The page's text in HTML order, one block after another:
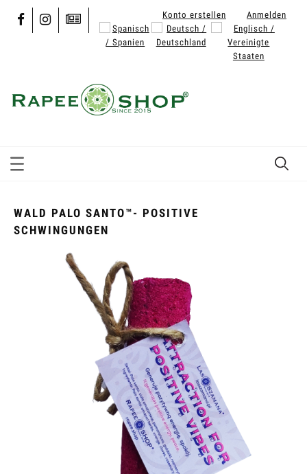
Konto erstellen Anmelden
WALD PALO SANTO™- POSITIVE
SCHWINGUNGEN